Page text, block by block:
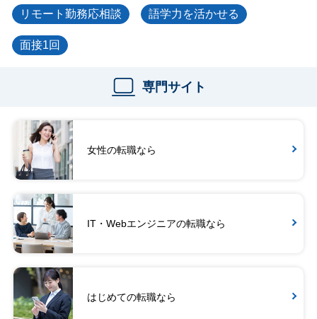
リモート勤務応相談 語学力を活かせる
面接1回
専門サイト
女性の転職なら
IT・Webエンジニアの転職なら
はじめての転職なら